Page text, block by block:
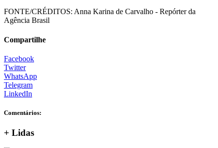
FONTE/CRÉDITOS: Anna Karina de Carvalho - Repórter da
Agência Brasil
Compartilhe
Facebook
Twitter
WhatsApp
Telegram
LinkedIn
Comentários:
+ Lidas